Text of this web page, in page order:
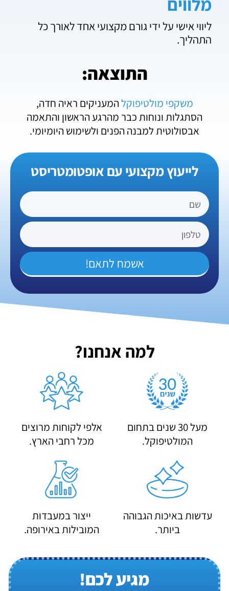
ליווי אישי על ידי גורם מקצועי אחד לאורך כל
התהליך.
התוצאה:
משקפי מולטיפוקלהמעניקים ראיה חדה,
הסתגלות ונוחות כבר מהרגע הראשון והתאמה
אבסולוטית למבנה הפנים ולשימוש היומיומי.
לייעוץ מקצועי עם אופטומטריסט
אשמח לתאם!
למה אנחנו?
מעל 30 שנים בתחום
המולטיפוקל.
אלפי לקוחות מרוצים
מכל רחבי הארץ.
עדשות באיכות הגבוהה
ביותר.
ייצור במעבדות
המובילות באירופה.
מגיע לכם!